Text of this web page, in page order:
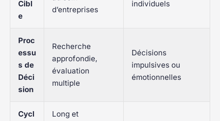
Cibl
e
d’entreprises
individuels
Proc
essu
s de
Déci
sion
Recherche
approfondie,
évaluation
multiple
Décisions
impulsives ou
émotionnelles
Cycl
Long et